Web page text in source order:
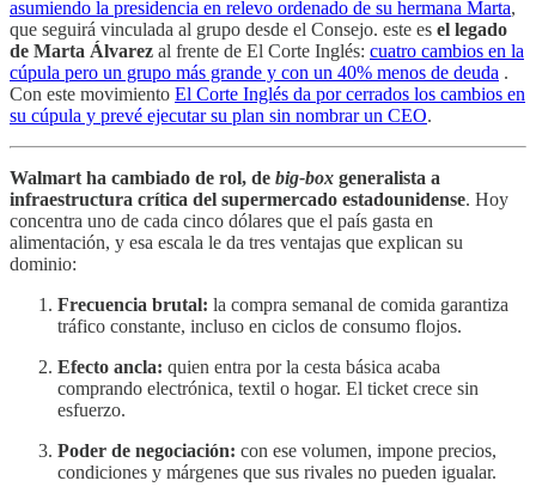
asumiendo la presidencia en relevo ordenado de su hermana Marta,
que seguirá vinculada al grupo desde el Consejo. este es el legado
de Marta Álvarez al frente de El Corte Inglés: cuatro cambios en la
cúpula pero un grupo más grande y con un 40% menos de deuda .
Con este movimiento El Corte Inglés da por cerrados los cambios en
su cúpula y prevé ejecutar su plan sin nombrar un CEO.
Walmart ha cambiado de rol, de big-box generalista a
infraestructura crítica del supermercado estadounidense. Hoy
concentra uno de cada cinco dólares que el país gasta en
alimentación, y esa escala le da tres ventajas que explican su
dominio:
Frecuencia brutal: la compra semanal de comida garantiza
tráfico constante, incluso en ciclos de consumo flojos.
Efecto ancla: quien entra por la cesta básica acaba
comprando electrónica, textil o hogar. El ticket crece sin
esfuerzo.
Poder de negociación: con ese volumen, impone precios,
condiciones y márgenes que sus rivales no pueden igualar.